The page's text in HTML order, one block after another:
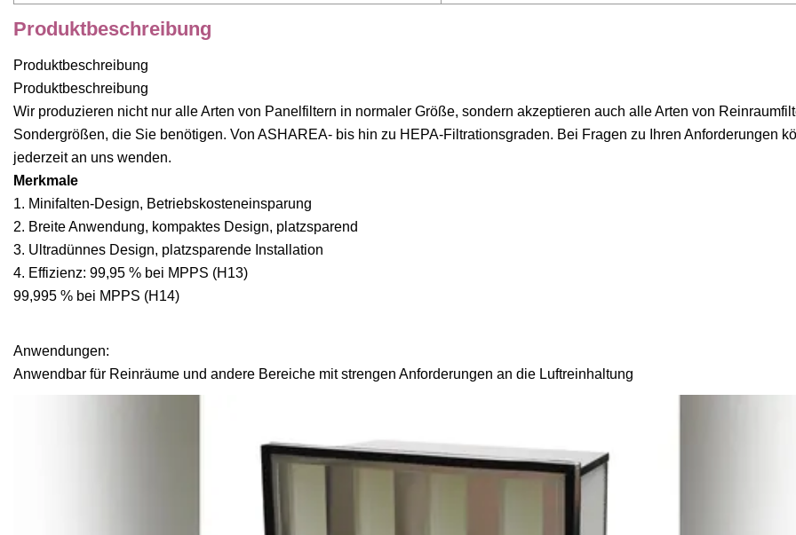
Produktbeschreibung
Produktbeschreibung
Produktbeschreibung
Wir produzieren nicht nur alle Arten von Panelfiltern in normaler Größe, sondern akzeptieren auch alle Arten von
Sondergrößen, die Sie benötigen. Von ASHAREA- bis hin zu HEPA-Filtrationsgraden. Bei Fragen zu Ihren Anforderungen
jederzeit an uns wenden.
Merkmale
1. Minifalten-Design, Betriebskosteneinsparung
2. Breite Anwendung, kompaktes Design, platzsparend
3. Ultradünnes Design, platzsparende Installation
4. Effizienz: 99,95 % bei MPPS (H13)
99,995 % bei MPPS (H14)
Anwendungen:
Anwendbar für Reinräume und andere Bereiche mit strengen Anforderungen an die Luftreinhaltung